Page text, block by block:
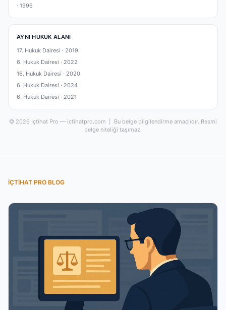
· 1996
AYNI HUKUK ALANI
17. Hukuk Dairesi · 2019
6. Hukuk Dairesi · 2022
16. Hukuk Dairesi · 2020
6. Hukuk Dairesi · 2024
6. Hukuk Dairesi · 2021
© 2026 İçtihat Pro — ictihatpro.com | Bu belge bilgilendirme amaçlıdır. Resmi
belge niteliği taşımaz.
İÇTIHAT PRO BLOG